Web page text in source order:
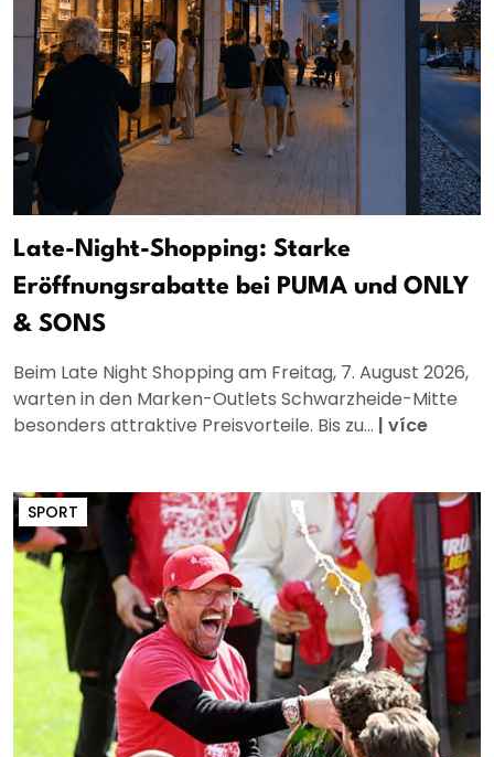
Late-Night-Shopping: Starke
Eröffnungsrabatte bei PUMA und ONLY
& SONS
Beim Late Night Shopping am Freitag, 7. August 2026,
warten in den Marken-Outlets Schwarzheide-Mitte
besonders attraktive Preisvorteile. Bis zu... | více
SPORT